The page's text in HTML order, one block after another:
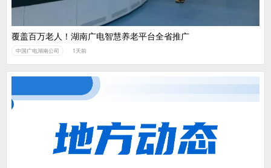
覆盖百万老人！湖南广电智慧养老平台全省推广
中国广电湖南公司 1天前